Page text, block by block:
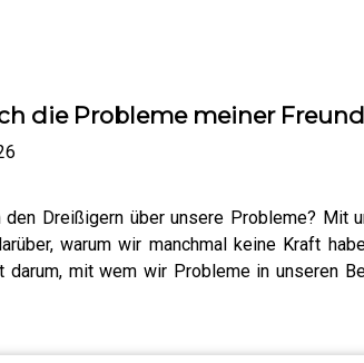
die Probleme meiner
Dreißigern über unsere Probleme? Mit
warum wir manchmal keine Kraft
darum, mit wem wir Probleme in unseren